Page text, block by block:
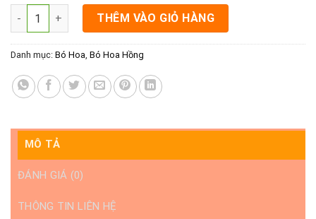
Bó hoa đẹp rạch giá - Hoa bó đẹp kiên Giang - sắc màu Hồng
THÊM VÀO GIỎ HÀNG
Danh mục: Bó Hoa, Bó Hoa Hồng
MÔ TẢ
ĐÁNH GIÁ (0)
THÔNG TIN LIÊN HỆ